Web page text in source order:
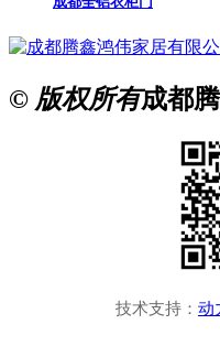
© 版权所有成都
技术支持： 动